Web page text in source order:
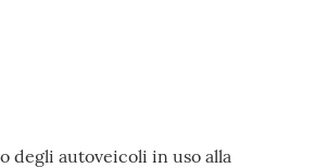
degli autoveicoli in uso alla